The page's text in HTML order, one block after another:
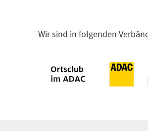
Wir sind in folgenden